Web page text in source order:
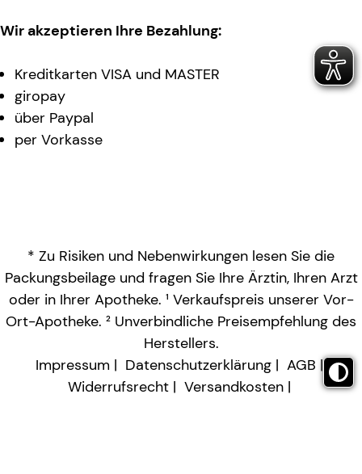
Wir akzeptieren Ihre Bezahlung:
Kreditkarten VISA und MASTER
giropay
über Paypal
per Vorkasse
* Zu Risiken und Nebenwirkungen lesen Sie die
Packungsbeilage und fragen Sie Ihre Ärztin, Ihren Arzt
oder in Ihrer Apotheke. ¹ Verkaufspreis unserer Vor-
Ort-Apotheke. ² Unverbindliche Preisempfehlung des
Herstellers.
Impressum
Datenschutzerklärung
AGB
Widerrufsrecht
Versandkosten